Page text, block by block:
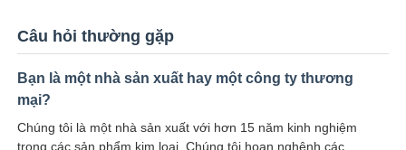
Câu hỏi thường gặp
Bạn là một nhà sản xuất hay một công ty thương
mại?
Chúng tôi là một nhà sản xuất với hơn 15 năm kinh nghiệm
trong các sản phẩm kim loại. Chúng tôi hoan nghênh các